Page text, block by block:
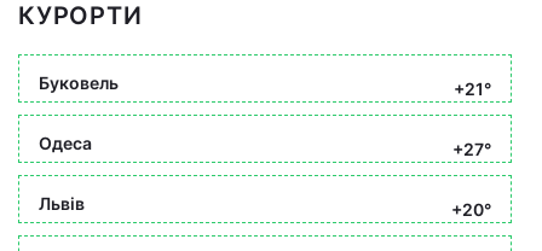
КУРОРТИ
Буковель +21°
Одеса +27°
Львів +20°